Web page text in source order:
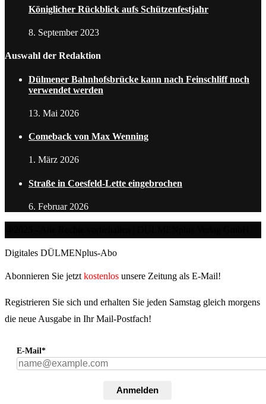
Königlicher Rückblick aufs Schützenfestjahr
8. September 2023
Auswahl der Redaktion
Dülmener Bahnhofsbrücke kann nach Feinschliff noch
verwendet werden
13. Mai 2026
Comeback von Max Wenning
1. März 2026
Straße in Coesfeld-Lette eingebrochen
6. Februar 2026
Digitales DÜLMENplus-Abo
Abonnieren Sie jetzt kostenlos unsere Zeitung als E-Mail!
Registrieren Sie sich und erhalten Sie jeden Samstag gleich morgens
die neue Ausgabe in Ihr Mail-Postfach!
E-Mail*
Anmelden